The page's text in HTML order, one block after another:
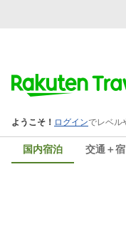
国内宿泊 交通＋宿